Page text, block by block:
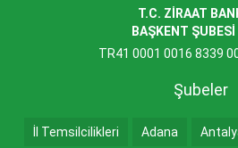
T.C. ZİRAAT
BAŞKENT ŞUBESİ
TR41 0001 0016 8339
Şubeler
İl Temsilcilikleri Adana